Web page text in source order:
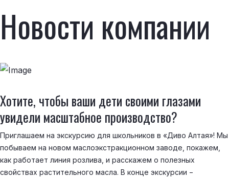
Новости компании
Хотите, чтобы ваши дети своими глазами
увидели масштабное производство?
Приглашаем на экскурсию для школьников в «Диво Алтая»! Мы
побываем на новом маслоэкстракционном заводе, покажем,
как работает линия розлива, и расскажем о полезных
свойствах растительного масла. В конце экскурсии −